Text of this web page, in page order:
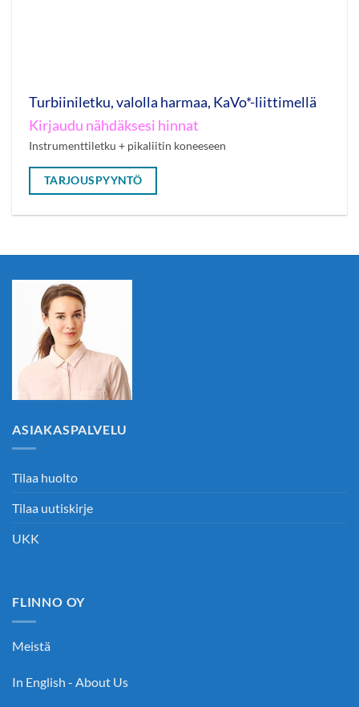
Turbiiniletku, valolla harmaa, KaVo*-liittimellä
Kirjaudu nähdäksesi hinnat
Instrumenttiletku + pikaliitin koneeseen
TARJOUSPYYNTÖ
ASIAKASPALVELU
Tilaa huolto
Tilaa uutiskirje
UKK
FLINNO OY
Meistä
In English - About Us